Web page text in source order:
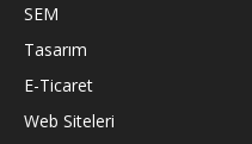
SEM
Tasarım
E-Ticaret
Web Siteleri